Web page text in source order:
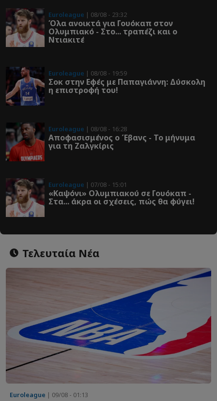
Euroleague | 08/08 - 23:32
Όλα ανοικτά για Γουόκαπ στον
Ολυμπιακό - Στο... τραπέζι και ο
Ντιακιτέ
Euroleague | 08/08 - 19:59
Σοκ στην Εφές με Παπαγιάννη: Δύσκολη
η επιστροφή του!
Euroleague | 08/08 - 16:28
Αποφασισμένος ο Έβανς - Το μήνυμα
για τη Ζαλγκίρις
Euroleague | 07/08 - 15:01
«Καψόνι» Ολυμπιακού σε Γουόκαπ -
Στα... άκρα οι σχέσεις, πώς θα φύγει!
Τελευταία Νέα
Euroleague | 09/08 - 01:13